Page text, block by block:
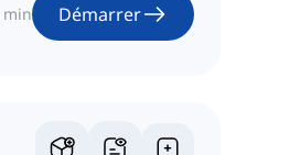
min Démarrer